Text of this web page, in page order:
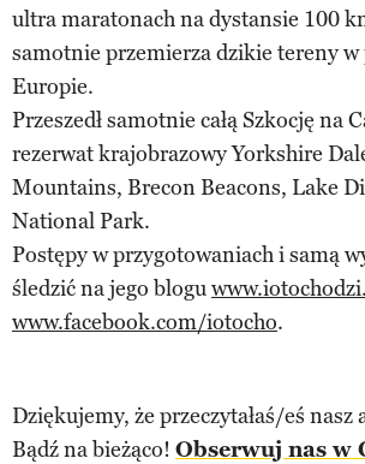
ultra maratonach na dystansie 100
samotnie przemierza dzikie tereny w
Europie.
Przeszedł samotnie całą Szkocję na
rezerwat krajobrazowy Yorkshire
Mountains, Brecon Beacons, Lake
National Park.
Postępy w przygotowaniach i samą
śledzić na jego blogu
www.facebook.com/iotocho.
Dziękujemy, że przeczytałaś/eś nasz
Bądź na bieżąco! Obserwuj nas w